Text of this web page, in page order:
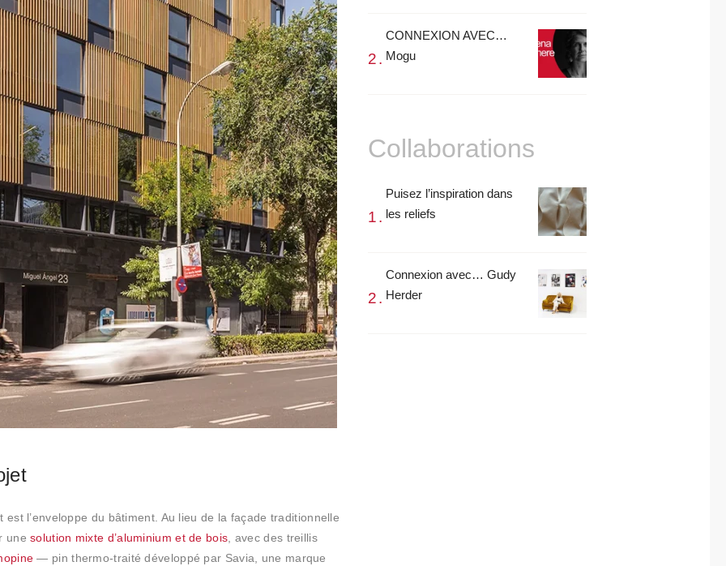
est l’enveloppe du bâtiment. Au lieu de la façade traditionnelle
unesolution mixte d’aluminium et de bois, avec des treillis
— pin thermo-traité développé par Savia, une marque
CONNEXION AVEC…
Mogu
Collaborations
Puisez l’inspiration dans
les reliefs
Connexion avec… Gudy
Herder